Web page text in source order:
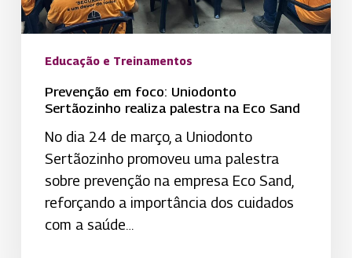
Sand
Educação e Treinamentos
Prevenção em foco: Uniodonto
Sertãozinho realiza palestra na Eco Sand
No dia 24 de março, a Uniodonto
Sertãozinho promoveu uma palestra
sobre prevenção na empresa Eco Sand,
reforçando a importância dos cuidados
com a saúde…